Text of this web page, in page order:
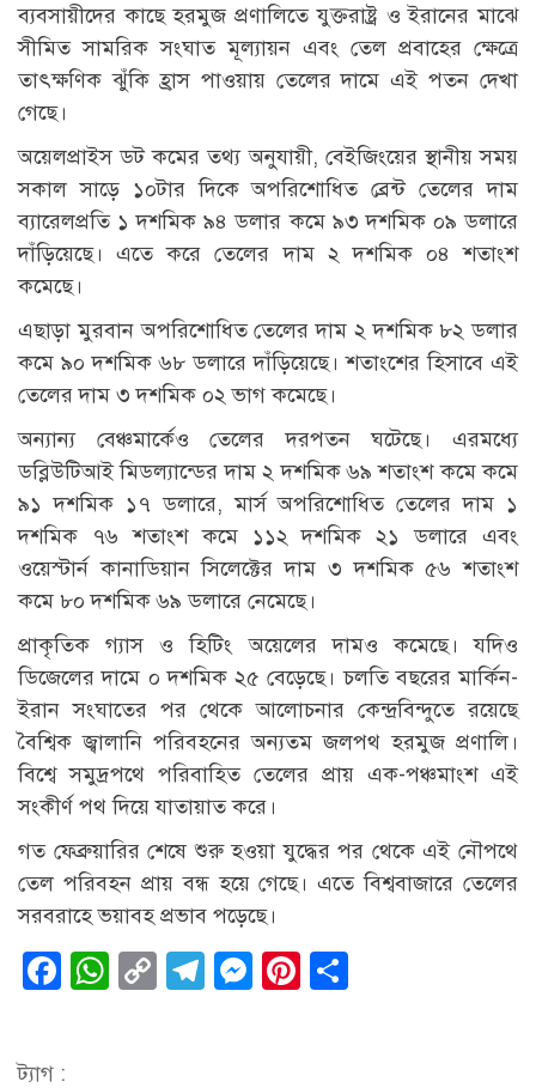
ব্যবসায়ীদের কাছে হরমুজ প্রণালিতে যুক্তরাষ্ট্র ও ইরানের মাঝে
সীমিত সামরিক সংঘাত মূল্যায়ন এবং তেল প্রবাহের ক্ষেত্রে
তাৎক্ষণিক ঝুঁকি হ্রাস পাওয়ায় তেলের দামে এই পতন দেখা
গেছে।
অয়েলপ্রাইস ডট কমের তথ্য অনুযায়ী, বেইজিংয়ের স্থানীয় সময়
সকাল সাড়ে ১০টার দিকে অপরিশোধিত ব্রেন্ট তেলের দাম
ব্যারেলপ্রতি ১ দশমিক ৯৪ ডলার কমে ৯৩ দশমিক ০৯ ডলারে
দাঁড়িয়েছে। এতে করে তেলের দাম ২ দশমিক ০৪ শতাংশ
কমেছে।
এছাড়া মুরবান অপরিশোধিত তেলের দাম ২ দশমিক ৮২ ডলার
কমে ৯০ দশমিক ৬৮ ডলারে দাঁড়িয়েছে। শতাংশের হিসাবে এই
তেলের দাম ৩ দশমিক ০২ ভাগ কমেছে।
অন্যান্য বেঞ্চমার্কেও তেলের দরপতন ঘটেছে। এরমধ্যে
ডব্লিউটিআই মিডল্যান্ডের দাম ২ দশমিক ৬৯ শতাংশ কমে কমে
৯১ দশমিক ১৭ ডলারে, মার্স অপরিশোধিত তেলের দাম ১
দশমিক ৭৬ শতাংশ কমে ১১২ দশমিক ২১ ডলারে এবং
ওয়েস্টার্ন কানাডিয়ান সিলেক্টের দাম ৩ দশমিক ৫৬ শতাংশ
কমে ৮০ দশমিক ৬৯ ডলারে নেমেছে।
প্রাকৃতিক গ্যাস ও হিটিং অয়েলের দামও কমেছে। যদিও
ডিজেলের দামে ০ দশমিক ২৫ বেড়েছে। চলতি বছরের মার্কিন-
ইরান সংঘাতের পর থেকে আলোচনার কেন্দ্রবিন্দুতে রয়েছে
বৈশ্বিক জ্বালানি পরিবহনের অন্যতম জলপথ হরমুজ প্রণালি।
বিশ্বে সমুদ্রপথে পরিবাহিত তেলের প্রায় এক-পঞ্চমাংশ এই
সংকীর্ণ পথ দিয়ে যাতায়াত করে।
গত ফেব্রুয়ারির শেষে শুরু হওয়া যুদ্ধের পর থেকে এই নৌপথে
তেল পরিবহন প্রায় বন্ধ হয়ে গেছে। এতে বিশ্ববাজারে তেলের
সরবরাহে ভয়াবহ প্রভাব পড়েছে।
Facebook
WhatsApp
CopyTelegram
Messenger
Pinterest
ট্যাগ :